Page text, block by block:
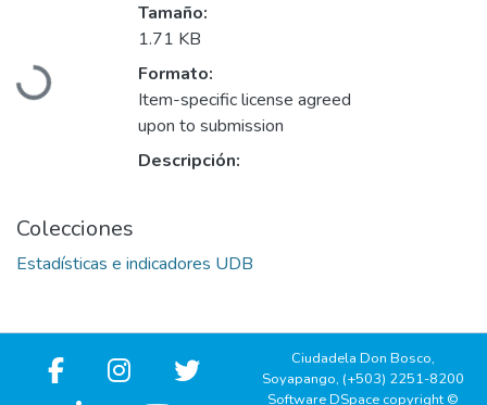
Cargando...
Tamaño:
1.71 KB
Formato:
Item-specific license agreed
upon to submission
Descripción:
Colecciones
Estadísticas e indicadores UDB
Ciudadela Don Bosco,
Soyapango, (+503) 2251-8200
Software DSpace copyright ©